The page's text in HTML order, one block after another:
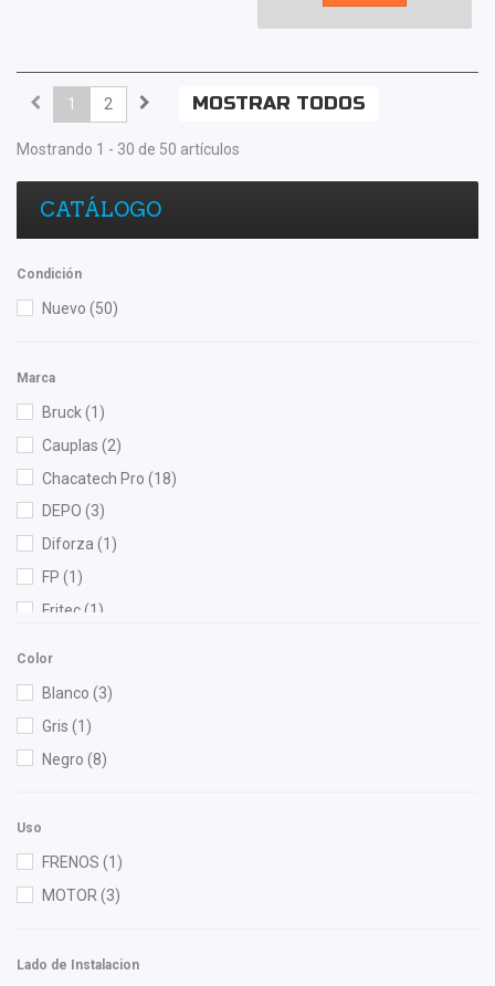
MOSTRAR TODOS
1 2
Mostrando 1 - 30 de 50 artículos
CATÁLOGO
Condición
Nuevo (50)
Marca
Bruck(1)
Cauplas (2)
Chacatech Pro (18)
DEPO (3)
Diforza (1)
FP (1)
Fritec(1)
Nissan (Original)
OEP (1)
Purolator(1)
Color
Blanco (3)
Gris (1)
Negro (8)
Uso
FRENOS (1)
MOTOR(3)
Lado de Instalacion